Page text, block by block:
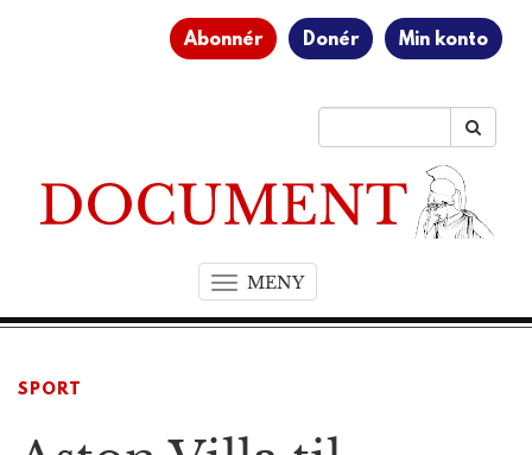
Abonnér Donér Min konto
MENYT
o
SPORT